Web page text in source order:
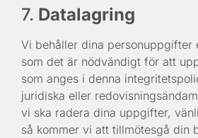
7. Datalagring
Vi behåller dina personuppgifter
som det är nödvändigt för att
som anges i denna
juridiska eller
vi ska radera dina uppgifter,
så kommer vi att tillmötesgå din